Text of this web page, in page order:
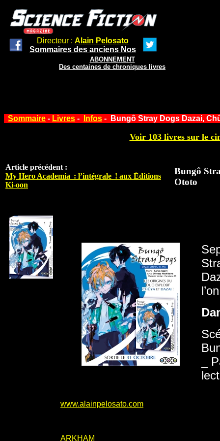
Directeur : Alain Pelosato
Sommaires des anciens Nos
ABONNEMENT
Des centaines de chroniques livres
Sommaire - Livres - Infos - Bungô Stray Dogs Dazai,
Voir 103 livres sur le
Article précédent :
My Hero Academia : l’intégrale ! aux Éditions
Ki-oon
Bungô
Ototo
_
www.alainpelosato.com
ARKHAM